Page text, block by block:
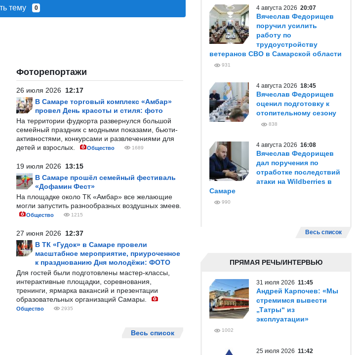
тему 0
Фоторепортажи
26 июля 2026 12:17
В Самаре торговый комплекс «Амбар»
провел День красоты и стиля: фото
На территории фудкорта развернулся большой
семейный праздник с модными показами, бьюти-
активностями, конкурсами и развлечениями для
детей и взрослых.
Общество 1689
19 июля 2026 13:15
В Самаре прошёл семейный фестиваль
«Дофамин Фест»
На площадке около ТК «Амбар» все желающие
могли запустить разнообразных воздушных змеев.
Общество 1215
27 июня 2026 12:37
В ТК «Гудок» в Самаре провели
масштабное мероприятие, приуроченное
к празднованию Дня молодёжи: ФОТО
Для гостей были подготовлены мастер-классы,
интерактивные площадки, соревнования,
тренинги, ярмарка вакансий и презентации
образовательных организаций Самары.
Общество 2935
Весь список
4 августа 2026 20:07
Вячеслав Федорищев
поручил усилить
работу по
трудоустройству
ветеранов СВО в Самарской области
931
4 августа 2026 18:45
Вячеслав Федорищев
оценил подготовку к
отопительному сезону
838
4 августа 2026 16:08
Вячеслав Федорищев
дал поручения по
отработке последствий
атаки на Wildberries в
Самаре
990
Весь список
ПРЯМАЯ РЕЧЬ/ИНТЕРВЬЮ
31 июля 2026 11:45
Андрей Карпочев: «Мы
стремимся вывести
„Татры“ из
эксплуатации»
1002
25 июля 2026 11:42